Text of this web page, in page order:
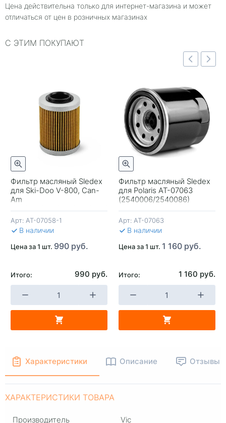
Цена действительна только для интернет-магазина и может
отличаться от цен в розничных магазинах
С ЭТИМ ПОКУПАЮТ
Фильтр масляный Sledex
для Ski-Doo V-800, Can-
Am
400/500/570/650/800/850/1000
AT-07058-1
Арт: AT-07058-1
В наличии
Цена за 1 шт. 990 руб.
Итого: 990 руб.
Фильтр масляный Sledex
для Polaris AT-07063
(2540006/2540086)
Арт: AT-07063
В наличии
Цена за 1 шт. 1 160 руб.
Итого: 1 160 руб.
КОРЗИНУ
+
В КОРЗИНУ
Быстрый просмотр
Характеристики Описание Отзывы
ХАРАКТЕРИСТИКИ ТОВАРА
Производитель Vic